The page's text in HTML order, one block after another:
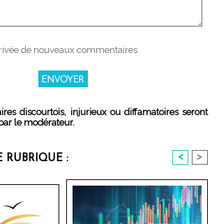
de nouveaux commentaires
discourtois, injurieux ou diffamatoires seront
le modérateur.
RUBRIQUE : < >